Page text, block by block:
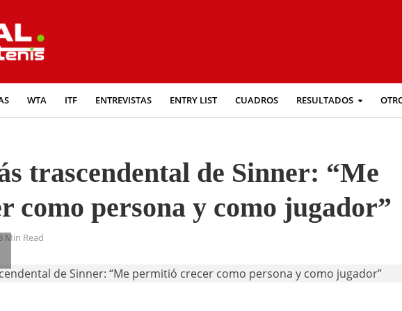
WTA ITF ENTREVISTAS ENTRY LIST CUADROS RESULTADOS
trascendental de Sinner: “Me
como persona y como jugador”
Min Read